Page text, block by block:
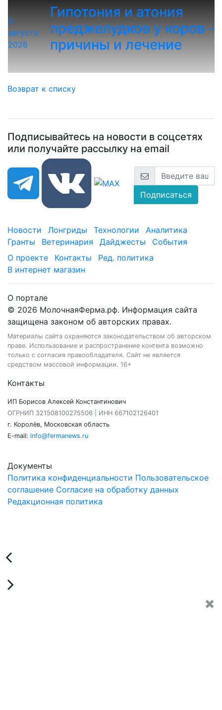
3
августа
2026
Гипотония и атония
преджелудков у коров -
причины и лечение
Возврат к списку
Подписывайтесь на новости в соцсетях
или получайте рассылку на email
Подписаться
Новости Лонгриды Технологии
Аналитика
Гранты
Ветеринария Дайджесты
События
О проекте
Контакты
Ред. политика
В интернет магазин
О портале
© 2026 МолочнаяФерма.рф. Информация сайта
защищена законом об авторских правах.
Материалы сайта охраняются законодательством об авторском
праве. Использование и распространение контента возможно
только с согласия правообладателя. Сайт не является
средством массовой информации. 16+
Контакты
ИП Борисов Алексей Константинович
ОГРНИП 321508100275506 | ИНН 667102126401
г. Королёв, Московская область
E-mail: info@fermanews.ru
Документы
Политика конфиденциальности Пользовательское
соглашение Согласие на обработку данных
Редакционная политика